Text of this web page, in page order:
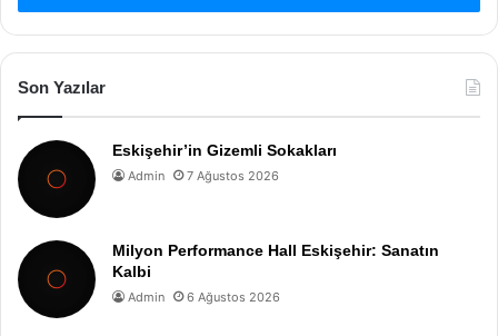
Son Yazılar
Eskişehir’in Gizemli Sokakları
Admin 7 Ağustos 2026
Milyon Performance Hall Eskişehir: Sanatın
Kalbi
Admin 6 Ağustos 2026